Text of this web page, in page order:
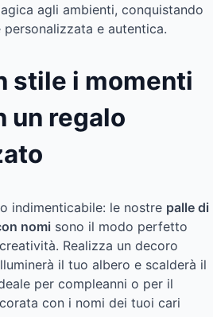
agli ambienti, conquistando
e autentica.
stile i momenti
un regalo
indimenticabile: le nostre palle di
nomi sono il modo perfetto
Realizza un decoro
il tuo albero e scalderà il
per compleanni o per il
con i nomi dei tuoi cari